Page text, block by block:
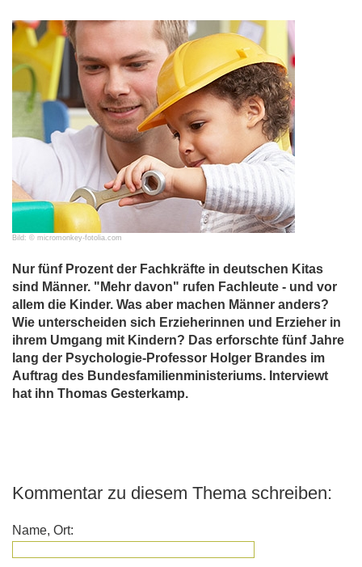
Bild: © micromonkey-fotolia.com
Nur fünf Prozent der Fachkräfte in deutschen Kitas
sind Männer. "Mehr davon" rufen Fachleute - und vor
allem die Kinder. Was aber machen Männer anders?
Wie unterscheiden sich Erzieherinnen und Erzieher in
ihrem Umgang mit Kindern? Das erforschte fünf Jahre
lang der Psychologie-Professor Holger Brandes im
Auftrag des Bundesfamilienministeriums. Interviewt
hat ihn Thomas Gesterkamp.
Kommentar zu diesem Thema schreiben:
Name, Ort: